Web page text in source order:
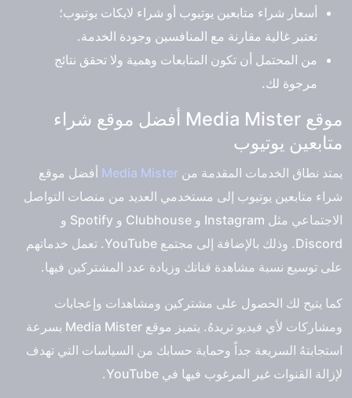
أسعار شراء متابعين يوتيوب أو شراء لايكات يوتيوب؛
تعتبر غالية مقارنة مع المنافسين وجودة الخدمة.
من المحتمل أن تكون المتابعات وهمية ولا تحقق نتائج
مرجوة لك.
موقع Media Mister أفضل موقع شراء
متابعين يوتيوب
يمتد نطاق الخدمات المقدمة من Media Mister أفضل موقع
شراء متابعين يوتيوب إلى مستخدمي العديد من منصات التواصل
الاجتماعي مثل Instagram و Clubhouse و Spotify و
Discord. وذلك بالإضافة إلى مجتمع YouTube. تعمل خدماتهم
على توسيع نسبة مشاهدة قناتك وزيادة عدد المشتركين فيها.
كما يتيح لك الحصول على مشتركين ومشاهدات وإعجابات
ومشاركات لأي فيديو تريدهُ. يتميز موقع Media Mister بسرعة
استجابتهُ السريعة جداً وحماية حسابك من السياسات التي تهدف
لإزالة القنوات غير المرغوب فيها في YouTube.